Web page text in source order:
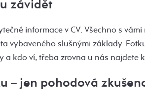
závidět
informace v CV. Všechno s
vybaveného slušnými základy.
a kdo ví, třeba zrovna u nás najdete
– jen pohodová